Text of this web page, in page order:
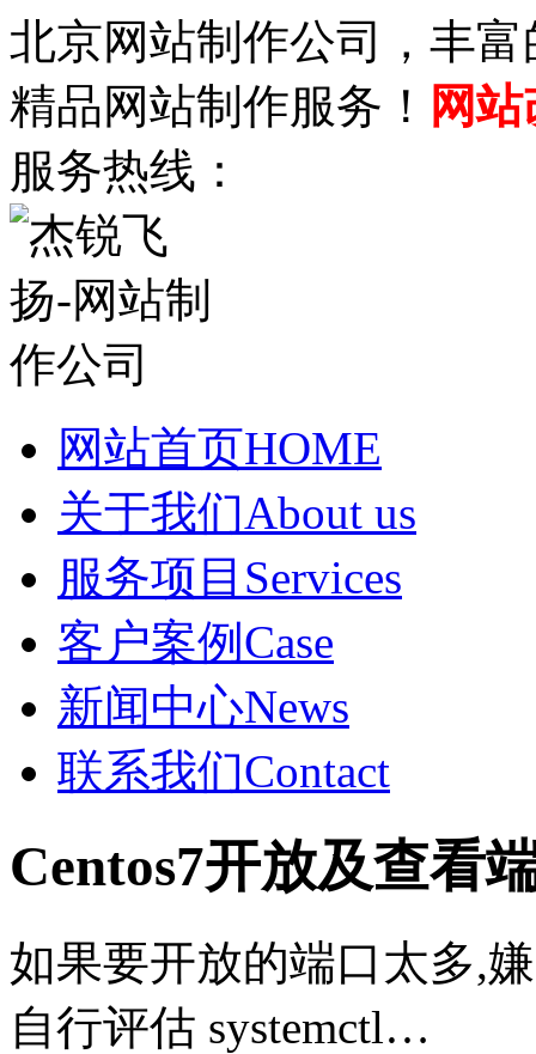
北京网站制作公司，丰
精品网站制作服务！ 网
服务热线：
网站首页HOME
关于我们About us
服务项目 Services
客户案例 Case
新闻中心News
联系我们Contact
Centos7开放及查看
如果要开放的端口太多,
自行评估 systemctl…